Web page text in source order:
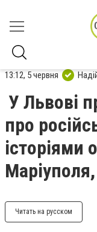
13:12, 5 червня
У Львові
про
історіями
Читать на русском